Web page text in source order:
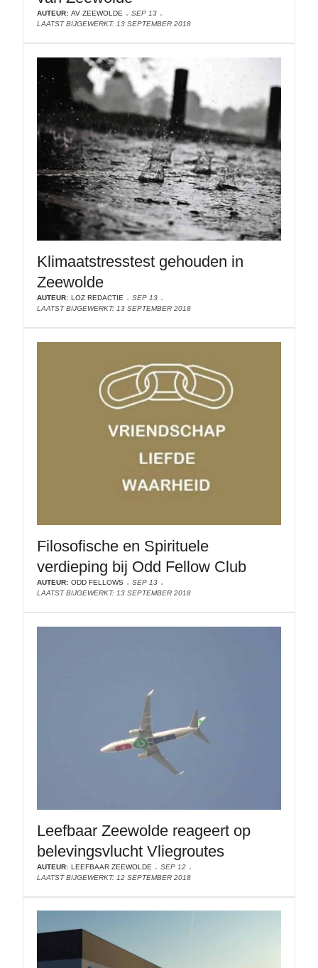
AUTEUR: AV ZEEWOLDE
SEP 13
LAATST BIJGEWERKT: 13 SEPTEMBER 2018
Klimaatstresstest gehouden in
Zeewolde
AUTEUR: LOZ REDACTIE
SEP 13
LAATST BIJGEWERKT: 13 SEPTEMBER 2018
Filosofische en Spirituele
verdieping bij Odd Fellow Club
AUTEUR: ODD FELLOWS
SEP 13
LAATST BIJGEWERKT: 13 SEPTEMBER 2018
Leefbaar Zeewolde reageert op
belevingsvlucht Vliegroutes
AUTEUR: LEEFBAAR ZEEWOLDE
SEP 12
LAATST BIJGEWERKT: 12 SEPTEMBER 2018